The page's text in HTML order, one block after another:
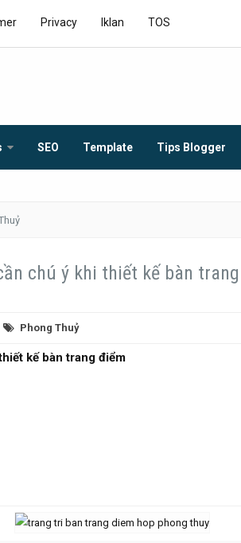
Privacy Iklan TOS
SEO Template Tips Blogger
chú ý khi thiết kế bàn
Phong Thuỷ
kế bàn trang điểm